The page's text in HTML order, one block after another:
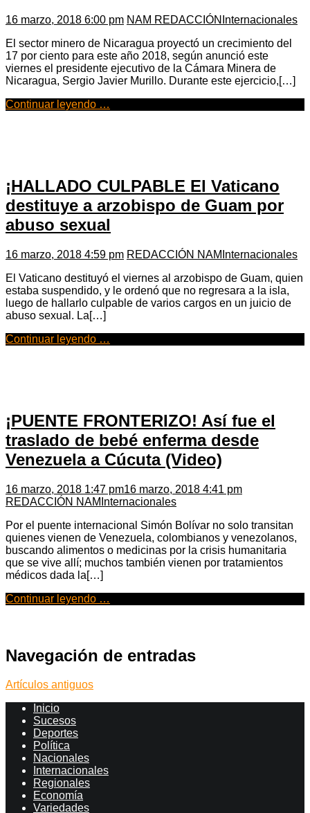
16 marzo, 2018 6:00 pm NAM REDACCIÓN Internacionales
El sector minero de Nicaragua proyectó un crecimiento del
17 por ciento para este año 2018, según anunció este
viernes el presidente ejecutivo de la Cámara Minera de
Nicaragua, Sergio Javier Murillo. Durante este ejercicio,[…]
Continuar leyendo …
¡HALLADO CULPABLE El Vaticano
destituye a arzobispo de Guam por
abuso sexual
16 marzo, 2018 4:59 pm REDACCIÓN NAM Internacionales
El Vaticano destituyó el viernes al arzobispo de Guam, quien
estaba suspendido, y le ordenó que no regresara a la isla,
luego de hallarlo culpable de varios cargos en un juicio de
abuso sexual. La[…]
Continuar leyendo …
¡PUENTE FRONTERIZO! Así fue el
traslado de bebé enferma desde
Venezuela a Cúcuta (Video)
16 marzo, 2018 1:47 pm16 marzo, 2018 4:41 pm
REDACCIÓN NAM Internacionales
Por el puente internacional Simón Bolívar no solo transitan
quienes vienen de Venezuela, colombianos y venezolanos,
buscando alimentos o medicinas por la crisis humanitaria
que se vive allí; muchos también vienen por tratamientos
médicos dada la[…]
Continuar leyendo …
Navegación de entradas
Artículos antiguos
Inicio
Sucesos
Deportes
Política
Nacionales
Internacionales
Regionales
Economía
Variedades